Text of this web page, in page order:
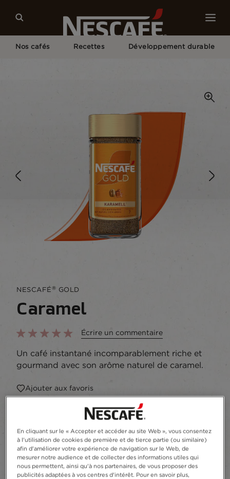
Nos cafés Recettes Développement durable
NESCAFÉ® GOLD
Caramel
Écrire un commentaire
Un café instantané incomparablement riche et
gourmand avec son arôme naturel de caramel.
Ajouter aux favoris
Recyclage
Ingredients
En cliquant sur le « Accepter et accéder au site Web », vous consentez
à l'utilisation de cookies de première et de tierce partie (ou similaire)
afin d'améliorer votre expérience de navigation sur le Web, de
mesurer notre audience et de collecter des informations utiles qui
nous permettent, ainsi qu'à nos partenaires, de vous proposer des
publicités adaptées à vos centres d'intérêt. Pour en savoir plus,